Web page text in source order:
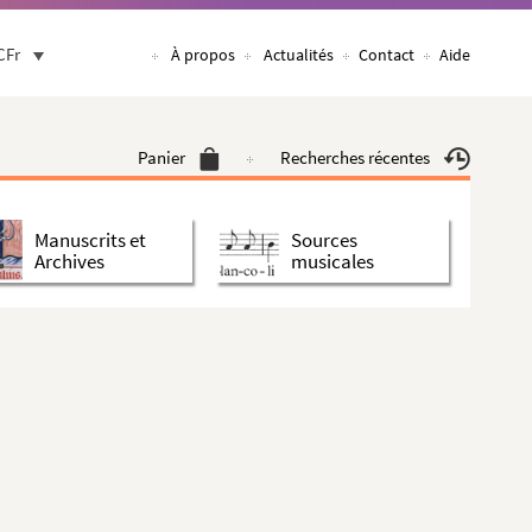
À propos Actualités Contact Aide
Panier Recherches récentes
Manuscrits et
Archives
Sources
musicales